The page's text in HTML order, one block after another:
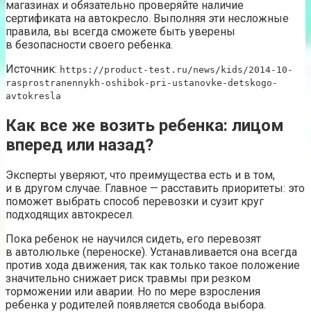
магазинах и обязательно проверяйте наличие
сертификата на автокресло. Выполняя эти несложные
правила, вы всегда сможете быть уверены
в безопасности своего ребенка.
Источник: https://product-test.ru/news/kids/2014-10-
rasprostranennykh-oshibok-pri-ustanovke-detskogo-
avtokresla
Как все же возить ребенка: лицом
вперед или назад?
Эксперты уверяют, что преимущества есть и в том,
и в другом случае. Главное — расставить приоритеты: это
поможет выбрать способ перевозки и сузит круг
подходящих автокресел.
Пока ребенок не научился сидеть, его перевозят
в автолюльке (переноске). Устанавливается она всегда
против хода движения, так как только такое положение
значительно снижает риск травмы при резком
торможении или аварии. Но по мере взросления
ребенка у родителей появляется свобода выбора.